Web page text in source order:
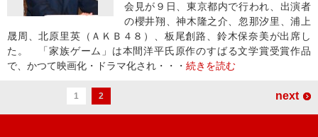
会見が９日、東京都内で行われ、出演者
の櫻井翔、神木隆之介、忽那汐里、浦上
晟周、北原里英（ＡＫＢ４８）、板尾創路、鈴木保奈美が出席し
た。 「家族ゲーム」は本間洋平氏原作のすばる文学賞受賞作品
で、かつて映画化・ドラマ化され・・・ 続きを読む
1 2 next